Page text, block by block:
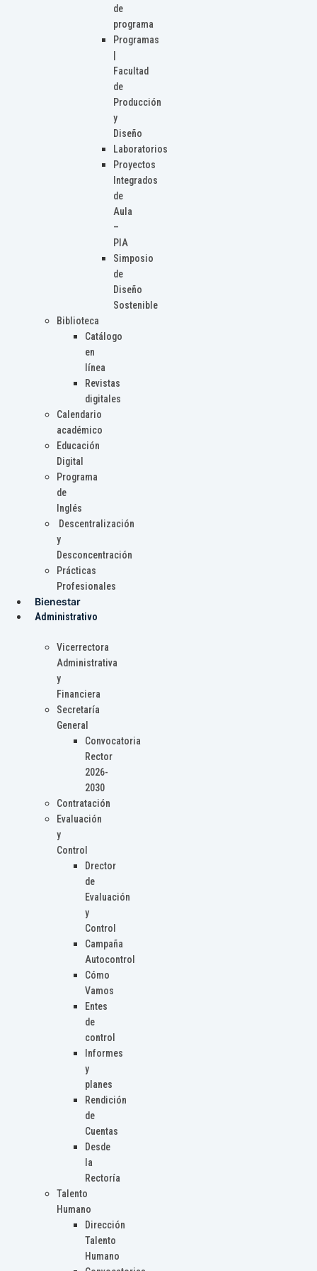
de
programa
Programas
Facultad
de
Producción
y
Diseño
Laboratorios
Proyectos
Integrados
de
Aula
–
PIA
Simposio
de
Diseño
Sostenible
Biblioteca
Catálogo
en
línea
Revistas
digitales
Calendario
académico
Educación
Digital
Programa
de
Inglés
Descentralización
y
Desconcentración
Prácticas
Profesionales
Bienestar
Administrativo
Vicerrectora
Administrativa
y
Financiera
Secretaría
General
Convocatoria
Rector
2026-
2030
Contratación
Evaluación
y
Control
Drector
de
Evaluación
y
Control
Campaña
Autocontrol
Cómo
Vamos
Entes
de
control
Informes
y
planes
Rendición
de
Cuentas
Desde
la
Rectoría
Talento
Humano
Dirección
Talento
Humano